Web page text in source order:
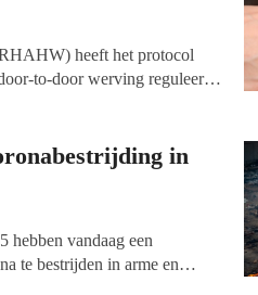
heeft het protocol
to-door werving reguleert
in
hebben vandaag een
te bestrijden in arme en